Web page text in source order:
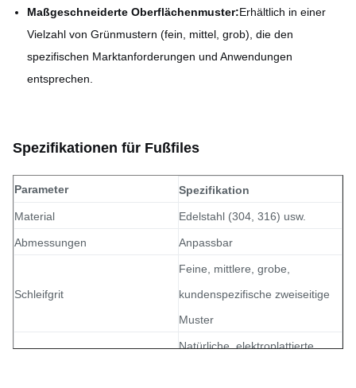
Maßgeschneiderte Oberflächenmuster:Erhältlich in einer
Vielzahl von Grünmustern (fein, mittel, grob), die den
spezifischen Marktanforderungen und Anwendungen
entsprechen.
Spezifikationen für Fußfiles
Parameter Spezifikation
Material Edelstahl (304, 316) usw.
Abmessungen Anpassbar
Schleifgrit
Feine, mittlere, grobe,
kundenspezifische zweiseitige
Muster
Natürliche, elektroplattierte